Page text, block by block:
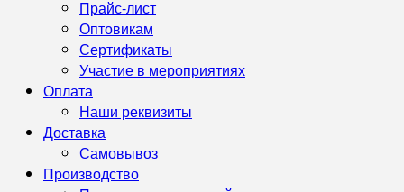
Прайс-лист
Оптовикам
Сертификаты
Участие в мероприятиях
Оплата
Наши реквизиты
Доставка
Самовывоз
Производство